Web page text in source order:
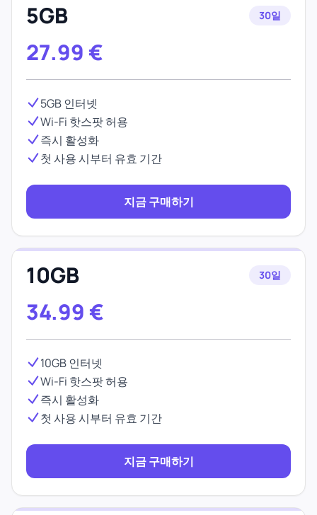
5GB 30일
27.99 €
5GB 인터넷
Wi-Fi 핫스팟 허용
즉시 활성화
첫 사용 시부터 유효 기간
지금 구매하기
10GB 30일
34.99 €
10GB 인터넷
Wi-Fi 핫스팟 허용
즉시 활성화
첫 사용 시부터 유효 기간
지금 구매하기